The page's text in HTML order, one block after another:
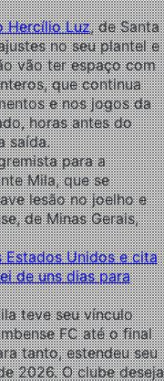
Hercílio Luz, de Santa
no seu plantel e
vão ter espaço com
que continua
e nos jogos da
horas antes do
saída.
para a
Mila, que se
lesão no joelho e
de Minas Gerais,
Estados Unidos e cita
de uns dias para
teve seu vínculo
FC até o final
tanto, estendeu seu
2026. O clube deseja